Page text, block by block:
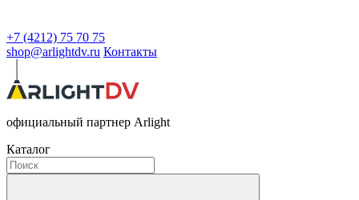
+7 (4212) 75 70 75
shop@arlightdv.ru Контакты
официальный партнер Arlight
Каталог